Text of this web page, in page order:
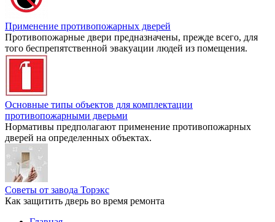
Применение противопожарных дверей
Противопожарные двери предназначены, прежде всего, для
того беспрепятственной эвакуации людей из помещения.
Основные типы объектов для комплектации
противопожарными дверьми
Нормативы предполагают применение противопожарных
дверей на определенных объектах.
Советы от завода Торэкс
Как защитить дверь во время ремонта